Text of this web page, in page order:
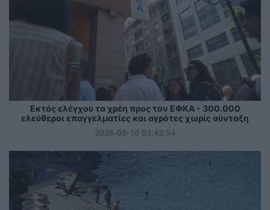
Εκτός ελέγχου τα χρέη προς τον ΕΦΚΑ - 300.000
ελεύθεροι επαγγελματίες και αγρότες χωρίς σύνταξη
2026-08-10 03:43:54